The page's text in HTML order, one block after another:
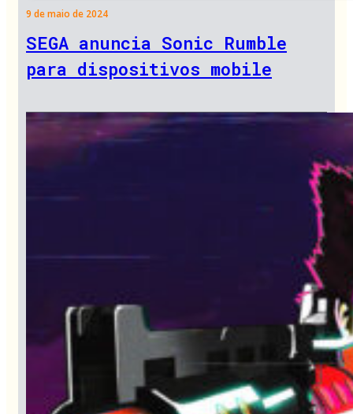
9 de maio de 2024
SEGA anuncia Sonic Rumble
para dispositivos mobile